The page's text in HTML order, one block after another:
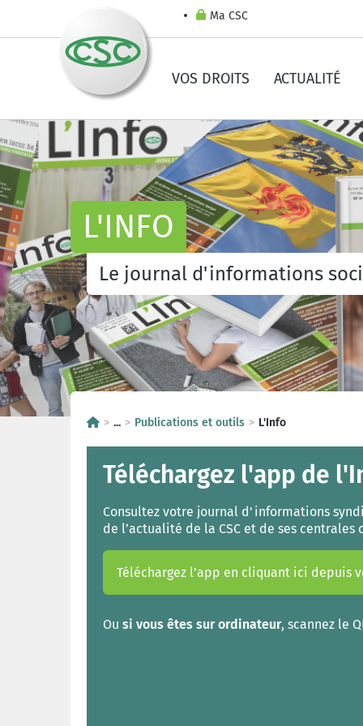
Ma CSC
VOS DROITS ACTUALITÉ
L'INFO
Le journal d'informations
... Publications et outils L'Info
Téléchargez l'app de
Consultez votre journal d'informations
de l’actualité de la CSC et de ses
Téléchargez l'app en cliquant ici depuis
Ou si vous êtes sur ordinateur, scannez le